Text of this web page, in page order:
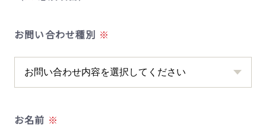
お問い合わせ種別
お名前